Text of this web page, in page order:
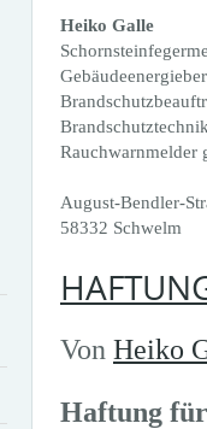
Heiko Galle
Rauchwarnmelder
August-Bendler-
58332 Schwelm
Von Heiko
Haftung